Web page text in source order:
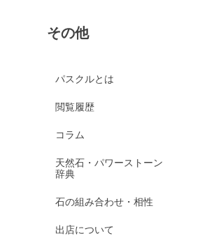
その他
パスクルとは
閲覧履歴
コラム
天然石・パワーストーン
辞典
石の組み合わせ・相性
出店について